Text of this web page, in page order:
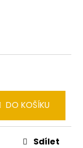
DO KOŠÍKU
Sdílet